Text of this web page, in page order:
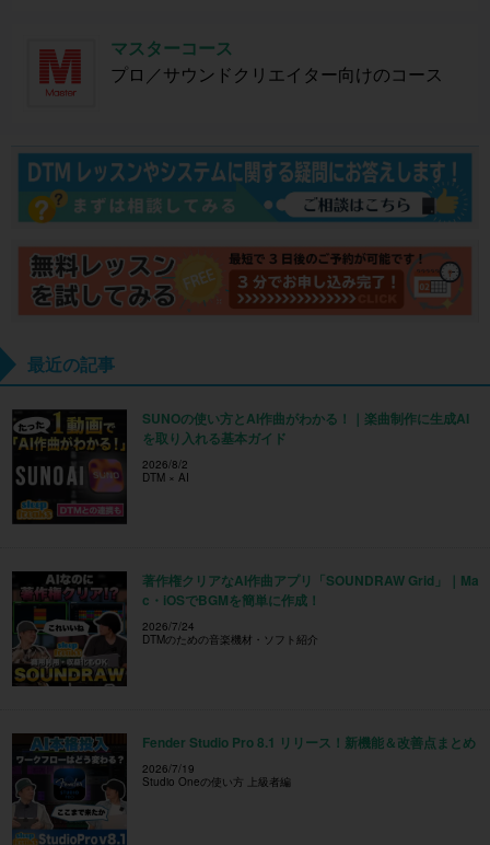
マスターコース
プロ／サウンドクリエイター向けのコース
最近の記事
SUNOの使い方とAI作曲がわかる！｜楽曲制作に生成AI
を取り入れる基本ガイド
2026/8/2
DTM × AI
著作権クリアなAI作曲アプリ「SOUNDRAW Grid」｜Ma
c・iOSでBGMを簡単に作成！
2026/7/24
DTMのための音楽機材・ソフト紹介
Fender Studio Pro 8.1 リリース！新機能＆改善点まとめ
2026/7/19
Studio Oneの使い方 上級者編